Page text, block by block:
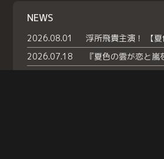
NEWS
2026.08.01
2026.07.18